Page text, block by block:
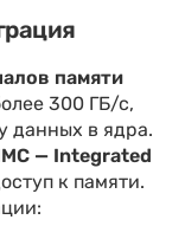
памяти
300 ГБ/с,
данных в ядра.
— Integrated
к памяти.